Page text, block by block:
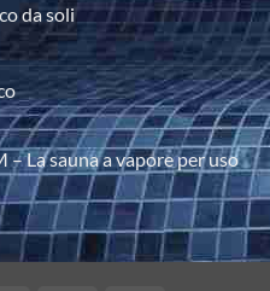
da soli
– La sauna a vapore per uso